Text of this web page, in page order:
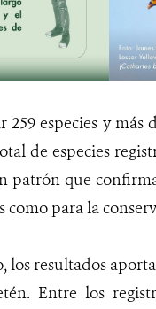
especies y
de especies
patrón que
como para la
los resultados
Entre los